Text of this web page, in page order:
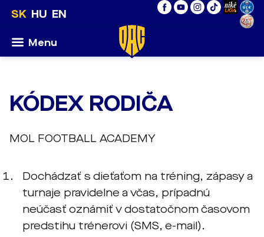
SK HU EN
Menu
KÓDEX RODIČA
MOL FOOTBALL ACADEMY
Dochádzať s dieťaťom na tréning, zápasy a
turnaje pravidelne a včas, prípadnú
neúčasť oznámiť v dostatočnom časovom
predstihu trénerovi (SMS, e-mail).